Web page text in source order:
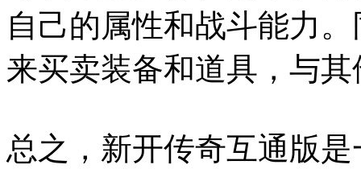
自己的属性和战斗能力
来买卖装备和道具，与
总之，新开传奇互通版